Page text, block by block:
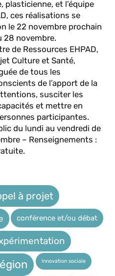
plasticienne, et l’équipe
ces réalisations se
le 22 novembre prochain
28 novembre.
de Ressources EHPAD,
Culture et Santé,
de tous les
de l’apport de la
susciter les
et mettre en
participantes.
du lundi au vendredi de
– Renseignements :
à projet
conférence et/ou débat
Innovation sociale